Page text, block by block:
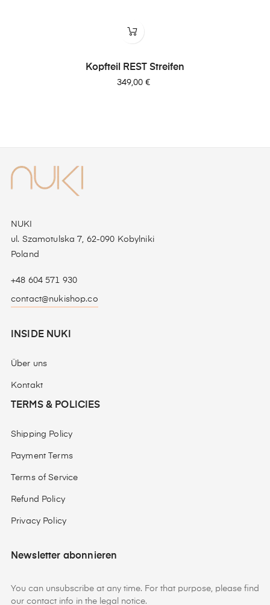
Kopfteil REST Streifen
Preis
349,00 €
NUKI
ul. Szamotulska 7, 62-090 Kobylniki
Poland
+48 604 571 930
contact@nukishop.co
INSIDE NUKI
Über uns
Kontakt
TERMS & POLICIES
Shipping Policy
Payment Terms
Terms of Service
Refund Policy
Privacy Policy
Newsletter abonnieren
You can unsubscribe at any time. For that purpose, please find
our contact info in the legal notice.